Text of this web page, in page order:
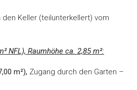
Keller (teilunterkellert) vom
NFL), Raumhöhe ca. 2,85 m²:
m²), Zugang durch den Garten –